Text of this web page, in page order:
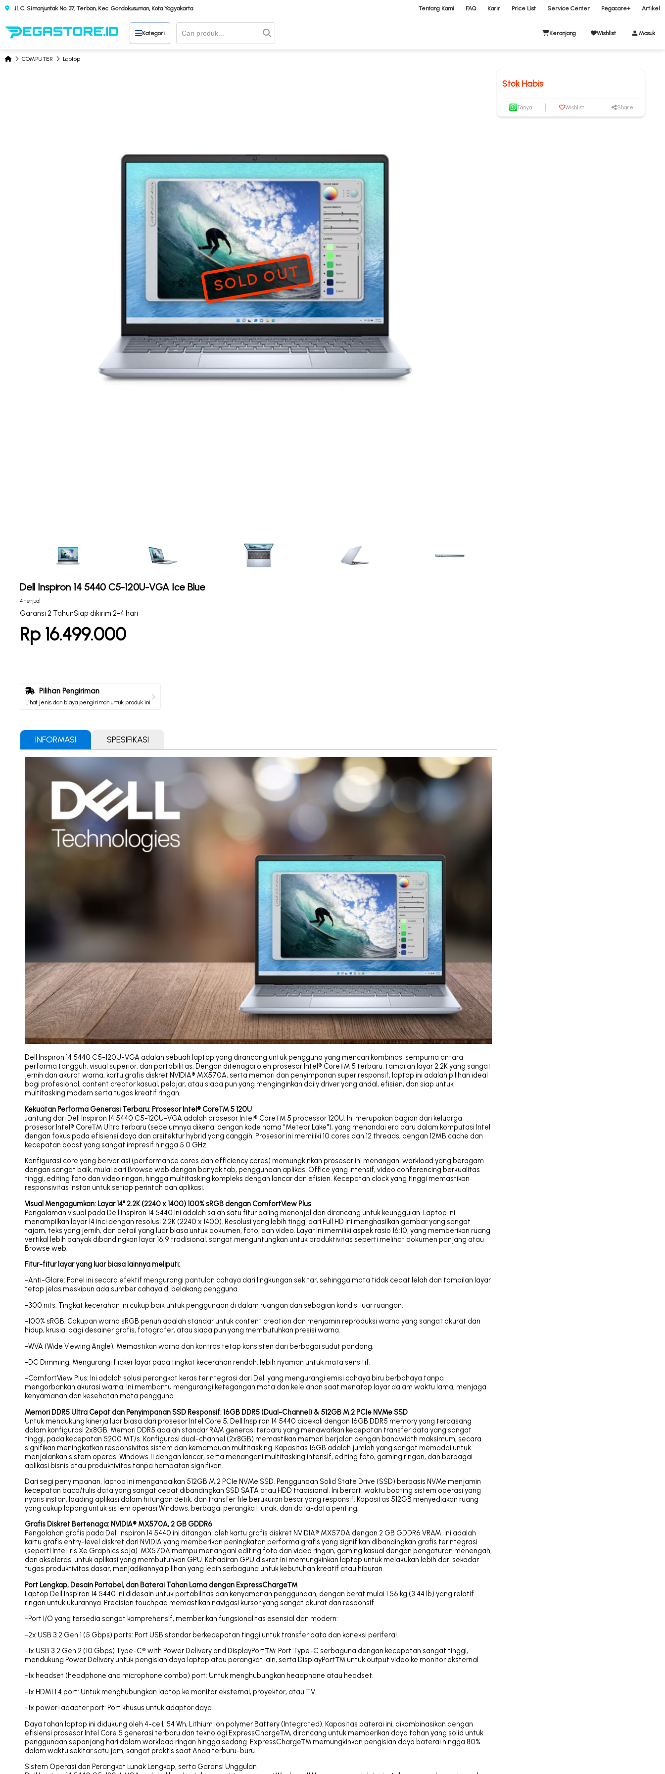
Jl. C. Simanjuntak No. 37, Terban, Kec. Gondokusuman, Kota Yogyakarta Tentang Kami FAQ Karir Price List Service Center Pegacare+ Artikel
Kategori Keranjang Wishlist Masuk
COMPUTER Laptop
SOLD OUT
Dell Inspiron 14 5440 C5-120U-VGA Ice Blue
4 terjual
Garansi 2 TahunSiap dikirim 2-4 hari
Rp 16.499.000
Pilihan Pengiriman
Lihat jenis dan biaya pengiriman untuk produk ini.
INFORMASI SPESIFIKASI
Dell Inspiron 14 5440 C5-120U-VGA adalah sebuah laptop yang dirancang untuk pengguna yang mencari kombinasi sempurna antara
performa tangguh, visual superior, dan portabilitas. Dengan ditenagai oleh prosesor Intel® Core™ 5 terbaru, tampilan layar 2.2K yang sangat
jernih dan akurat warna, kartu grafis diskret NVIDIA® MX570A, serta memori dan penyimpanan super responsif, laptop ini adalah pilihan ideal
bagi profesional, content creator kasual, pelajar, atau siapa pun yang menginginkan daily driver yang andal, efisien, dan siap untuk
multitasking modern serta tugas kreatif ringan.
Kekuatan Performa Generasi Terbaru: Prosesor Intel® Core™ 5 120U
Jantung dari Dell Inspiron 14 5440 C5-120U-VGA adalah prosesor Intel® Core™ 5 processor 120U. Ini merupakan bagian dari keluarga
prosesor Intel® Core™ Ultra terbaru (sebelumnya dikenal dengan kode nama "Meteor Lake"), yang menandai era baru dalam komputasi Intel
dengan fokus pada efisiensi daya dan arsitektur hybrid yang canggih. Prosesor ini memiliki 10 cores dan 12 threads, dengan 12MB cache dan
kecepatan boost yang sangat impresif hingga 5.0 GHz.
Konfigurasi core yang bervariasi (performance cores dan efficiency cores) memungkinkan prosesor ini menangani workload yang beragam
dengan sangat baik, mulai dari Browse web dengan banyak tab, penggunaan aplikasi Office yang intensif, video conferencing berkualitas
tinggi, editing foto dan video ringan, hingga multitasking kompleks dengan lancar dan efisien. Kecepatan clock yang tinggi memastikan
responsivitas instan untuk setiap perintah dan aplikasi.
Visual Mengagumkan: Layar 14" 2.2K (2240 x 1400) 100% sRGB dengan ComfortView Plus
Pengalaman visual pada Dell Inspiron 14 5440 ini adalah salah satu fitur paling menonjol dan dirancang untuk keunggulan. Laptop ini
menampilkan layar 14 inci dengan resolusi 2.2K (2240 x 1400). Resolusi yang lebih tinggi dari Full HD ini menghasilkan gambar yang sangat
tajam, teks yang jernih, dan detail yang luar biasa untuk dokumen, foto, dan video. Layar ini memiliki aspek rasio 16:10, yang memberikan ruang
vertikal lebih banyak dibandingkan layar 16:9 tradisional, sangat menguntungkan untuk produktivitas seperti melihat dokumen panjang atau
Browse web.
Fitur-fitur layar yang luar biasa lainnya meliputi:
-Anti-Glare: Panel ini secara efektif mengurangi pantulan cahaya dari lingkungan sekitar, sehingga mata tidak cepat lelah dan tampilan layar
tetap jelas meskipun ada sumber cahaya di belakang pengguna.
-300 nits: Tingkat kecerahan ini cukup baik untuk penggunaan di dalam ruangan dan sebagian kondisi luar ruangan.
-100% sRGB: Cakupan warna sRGB penuh adalah standar untuk content creation dan menjamin reproduksi warna yang sangat akurat dan
hidup, krusial bagi desainer grafis, fotografer, atau siapa pun yang membutuhkan presisi warna.
-WVA (Wide Viewing Angle): Memastikan warna dan kontras tetap konsisten dari berbagai sudut pandang.
-DC Dimming: Mengurangi flicker layar pada tingkat kecerahan rendah, lebih nyaman untuk mata sensitif.
-ComfortView Plus: Ini adalah solusi perangkat keras terintegrasi dari Dell yang mengurangi emisi cahaya biru berbahaya tanpa
mengorbankan akurasi warna. Ini membantu mengurangi ketegangan mata dan kelelahan saat menatap layar dalam waktu lama, menjaga
kenyamanan dan kesehatan mata pengguna.
Memori DDR5 Ultra Cepat dan Penyimpanan SSD Responsif: 16GB DDR5 (Dual-Channel) & 512GB M.2 PCIe NVMe SSD
Untuk mendukung kinerja luar biasa dari prosesor Intel Core 5, Dell Inspiron 14 5440 dibekali dengan 16GB DDR5 memory yang terpasang
dalam konfigurasi 2x8GB. Memori DDR5 adalah standar RAM generasi terbaru yang menawarkan kecepatan transfer data yang sangat
tinggi, pada kecepatan 5200 MT/s. Konfigurasi dual-channel (2x8GB) memastikan memori berjalan dengan bandwidth maksimum, secara
signifikan meningkatkan responsivitas sistem dan kemampuan multitasking. Kapasitas 16GB adalah jumlah yang sangat memadai untuk
menjalankan sistem operasi Windows 11 dengan lancar, serta menangani multitasking intensif, editing foto, gaming ringan, dan berbagai
aplikasi bisnis atau produktivitas tanpa hambatan signifikan.
Dari segi penyimpanan, laptop ini mengandalkan 512GB M.2 PCIe NVMe SSD. Penggunaan Solid State Drive (SSD) berbasis NVMe menjamin
kecepatan baca/tulis data yang sangat cepat dibandingkan SSD SATA atau HDD tradisional. Ini berarti waktu booting sistem operasi yang
nyaris instan, loading aplikasi dalam hitungan detik, dan transfer file berukuran besar yang responsif. Kapasitas 512GB menyediakan ruang
yang cukup lapang untuk sistem operasi Windows, berbagai perangkat lunak, dan data-data penting.
Grafis Diskret Bertenaga: NVIDIA® MX570A, 2 GB GDDR6
Pengolahan grafis pada Dell Inspiron 14 5440 ini ditangani oleh kartu grafis diskret NVIDIA® MX570A dengan 2 GB GDDR6 VRAM. Ini adalah
kartu grafis entry-level diskret dari NVIDIA yang memberikan peningkatan performa grafis yang signifikan dibandingkan grafis terintegrasi
(seperti Intel Iris Xe Graphics saja). MX570A mampu menangani editing foto dan video ringan, gaming kasual dengan pengaturan menengah,
dan akselerasi untuk aplikasi yang membutuhkan GPU. Kehadiran GPU diskret ini memungkinkan laptop untuk melakukan lebih dari sekadar
tugas produktivitas dasar, menjadikannya pilihan yang lebih serbaguna untuk kebutuhan kreatif atau hiburan.
Port Lengkap, Desain Portabel, dan Baterai Tahan Lama dengan ExpressCharge™
Laptop Dell Inspiron 14 5440 ini didesain untuk portabilitas dan kenyamanan penggunaan, dengan berat mulai 1.56 kg (3.44 lb) yang relatif
ringan untuk ukurannya. Precision touchpad memastikan navigasi kursor yang sangat akurat dan responsif.
-Port I/O yang tersedia sangat komprehensif, memberikan fungsionalitas esensial dan modern:
-2x USB 3.2 Gen 1 (5 Gbps) ports: Port USB standar berkecepatan tinggi untuk transfer data dan koneksi periferal.
-1x USB 3.2 Gen 2 (10 Gbps) Type-C® with Power Delivery and DisplayPort™: Port Type-C serbaguna dengan kecepatan sangat tinggi,
mendukung Power Delivery untuk pengisian daya laptop atau perangkat lain, serta DisplayPort™ untuk output video ke monitor eksternal.
-1x headset (headphone and microphone combo) port: Untuk menghubungkan headphone atau headset.
-1x HDMI 1.4 port: Untuk menghubungkan laptop ke monitor eksternal, proyektor, atau TV.
-1x power-adapter port: Port khusus untuk adaptor daya.
Daya tahan laptop ini didukung oleh 4-cell, 54 Wh, Lithium Ion polymer Battery (Integrated). Kapasitas baterai ini, dikombinasikan dengan
efisiensi prosesor Intel Core 5 generasi terbaru dan teknologi ExpressCharge™, dirancang untuk memberikan daya tahan yang solid untuk
penggunaan sepanjang hari dalam workload ringan hingga sedang. ExpressCharge™ memungkinkan pengisian daya baterai hingga 80%
dalam waktu sekitar satu jam, sangat praktis saat Anda terburu-buru.
Sistem Operasi dan Perangkat Lunak Lengkap, serta Garansi Unggulan
Stok Habis
Tanya Wishlist Share